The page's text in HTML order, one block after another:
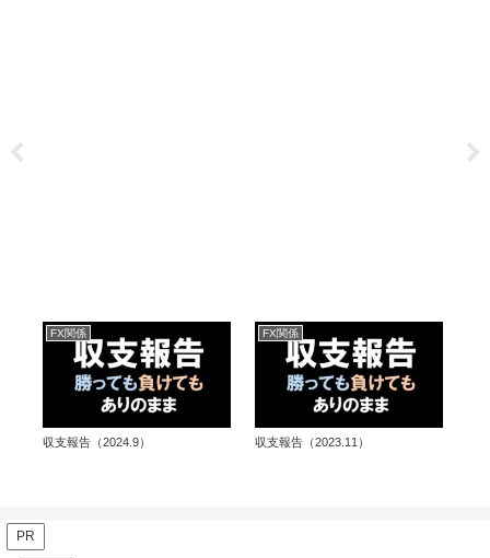
FX関係
収支報告（2024.9）
FX関係
収支報告（2023.11）
PR